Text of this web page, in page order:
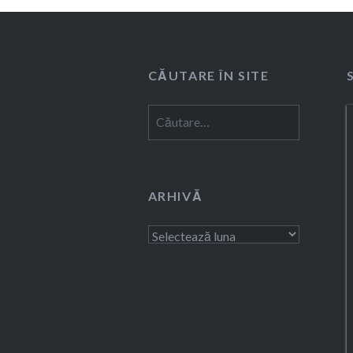
CĂUTARE ÎN SITE
ARHIVĂ
Arhivă